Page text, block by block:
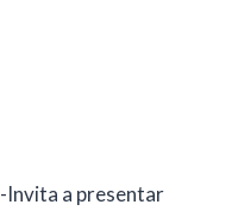
-Invita a presentar